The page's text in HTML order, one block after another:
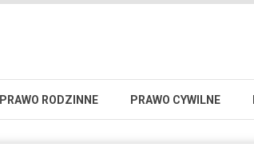
PRAWO RODZINNE PRAWO CYWILNE